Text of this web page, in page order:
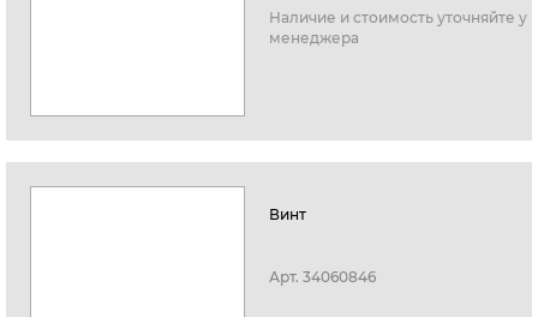
Наличие и стоимость уточняйте у
менеджера
Винт
Арт.34060846